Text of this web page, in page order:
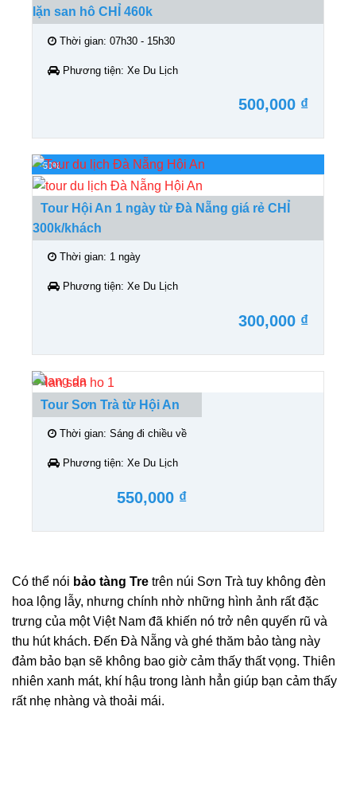
lặn san hô CHỈ 460k
Thời gian: 07h30 - 15h30
Phương tiện: Xe Du Lịch
500,000 ₫
-50%
Tour Hội An 1 ngày từ Đà Nẵng giá rẻ CHỈ
300k/khách
Thời gian: 1 ngày
Phương tiện: Xe Du Lịch
300,000 ₫
Tour Sơn Trà từ Hội An
Thời gian: Sáng đi chiều về
Phương tiện: Xe Du Lịch
550,000 ₫
Có thể nói bảo tàng Tre trên núi Sơn Trà tuy không đèn
hoa lộng lẫy, nhưng chính nhờ những hình ảnh rất đặc
trưng của một Việt Nam đã khiến nó trở nên quyến rũ và
thu hút khách. Đến Đà Nẵng và ghé thăm bảo tàng này
đảm bảo bạn sẽ không bao giờ cảm thấy thất vọng. Thiên
nhiên xanh mát, khí hậu trong lành hẳn giúp bạn cảm thấy
rất nhẹ nhàng và thoải mái.